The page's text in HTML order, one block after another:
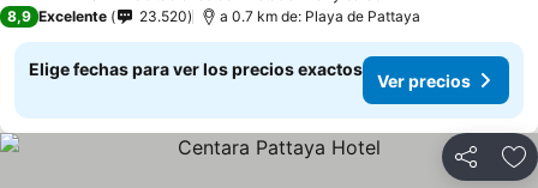
8,9 Excelente 23.520 a 0.7 km de: Playa de Pattaya
Elige fechas para ver los precios exactos
Ver precios
Compartir